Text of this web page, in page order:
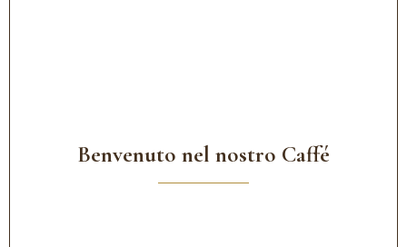
Benvenuto nel nostro Caffé